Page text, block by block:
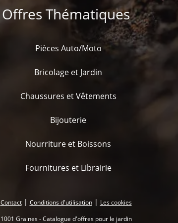
Offres Thématiques
Pièces Auto/Moto
Bricolage et Jardin
Chaussures et Vêtements
Bijouterie
Nourriture et Boissons
Fournitures et Librairie
Contact| Conditions d'utilisation| Les cookies
1001 Graines - Catalogue d'offres pour le jardin